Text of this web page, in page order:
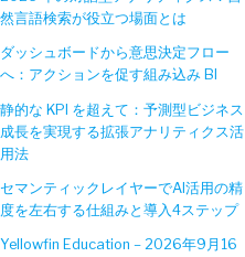
然言語検索が役立つ場面とは
ダッシュボードから意思決定フロー
へ：アクションを促す組み込み BI
静的な KPI を超えて：予測型ビジネス
成長を実現する拡張アナリティクス活
用法
セマンティックレイヤーでAI活用の精
度を左右する仕組みと導入4ステップ
Yellowfin Education – 2026年9月16